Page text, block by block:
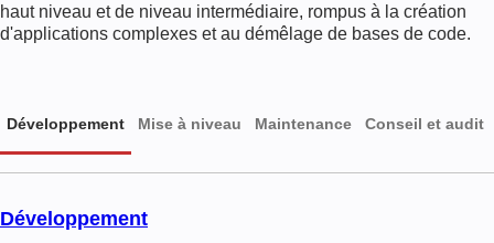
haut niveau et de niveau intermédiaire, rompus à la création
d'applications complexes et au démêlage de bases de code.
Développement Mise à niveau Maintenance Conseil et audit
Développement